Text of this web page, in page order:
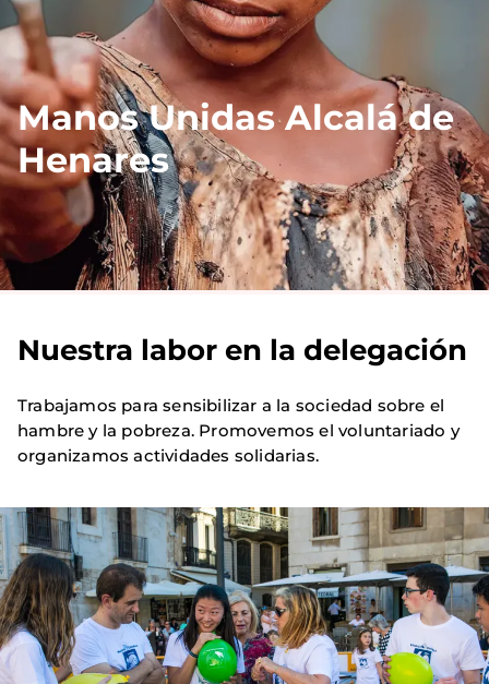
Manos Unidas Alcalá de
Henares
Nuestra labor en la delegación
Trabajamos para sensibilizar a la sociedad sobre el
hambre y la pobreza. Promovemos el voluntariado y
organizamos actividades solidarias.